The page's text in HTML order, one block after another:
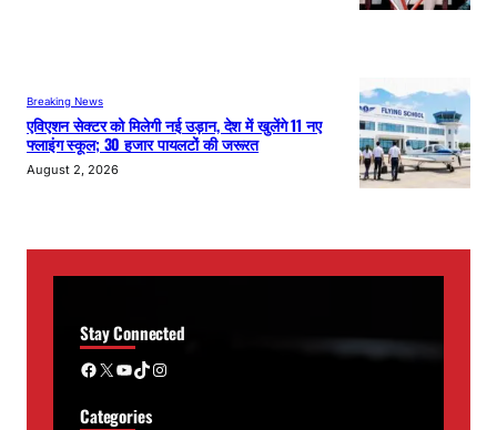
Breaking News
एविएशन सेक्टर को मिलेगी नई उड़ान, देश में खुलेंगे 11 नए
फ्लाइंग स्कूल; 30 हजार पायलटों की जरूरत
August 2, 2026
Stay Connected
Facebook X YouTube TikTok Instagram
Categories